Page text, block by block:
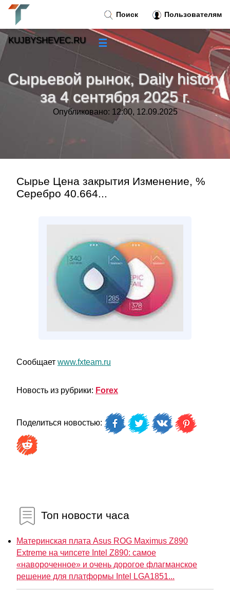
Сырьевой рынок, Daily history
за 4 сентября 2025 г.
Опубликовано: 12:00, 12.09.2025
Сырье Цена закрытия Изменение, %
Серебро 40.664...
Сообщает www.fxteam.ru
Новость из рубрики: Forex
Поделиться новостью:
Топ новости часа
Материнская плата Asus ROG Maximus Z890
Extreme на чипсете Intel Z890: самое
«навороченное» и очень дорогое флагманское
решение для платформы Intel LGA1851...
Поиск Пользователям
KUJBYSHEVEC.RU ☰
»
Тренды новостей »
»
Контакт»